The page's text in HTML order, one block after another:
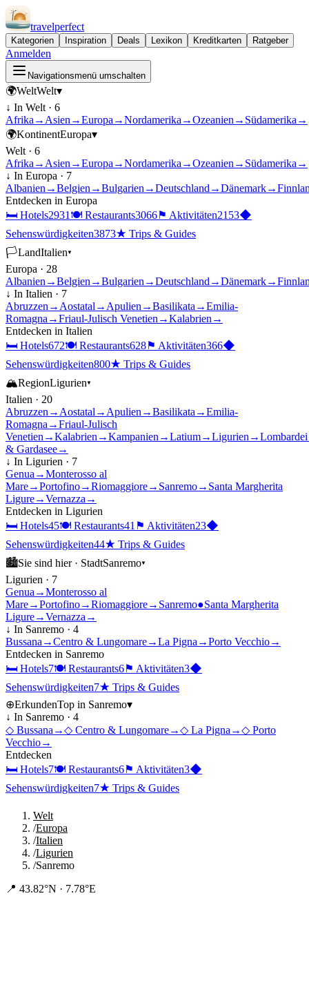
travelperfect
Kategorien Inspiration Deals Lexikon Kreditkarten Ratgeber
Anmelden
Navigationsmenü umschalten
🌍WeltWelt▾
↓ In Welt · 6
Afrika → Asien →Europa →Nordamerika →Ozeanien → Südamerika →
🌍KontinentEuropa▾
Welt · 6
Afrika → Asien →Europa →Nordamerika →Ozeanien → Südamerika →
↓ In Europa · 7
Albanien →Belgien →Bulgarien →Deutschland →Dänemark→
Entdecken in Europa
🛏 Hotels2931 🍽 Restaurants3066⚑ Aktivitäten2153◆
Sehenswürdigkeiten3873★ Trips & Guides
🏳LandItalien▾
Europa · 28
Albanien →Belgien →Bulgarien →Deutschland →Dänemark→
↓ In Italien · 7
Abruzzen → Aostatal → Apulien →Basilikata →Emilia-
Romagna →Friaul-Julisch Venetien →Kalabrien →
Entdecken in Italien
🛏 Hotels672🍽 Restaurants628⚑ Aktivitäten366◆
Sehenswürdigkeiten800★ Trips & Guides
🏔RegionLigurien▾
Italien · 20
Abruzzen → Aostatal → Apulien →Basilikata →Emilia-
Romagna →Friaul-Julisch
Venetien →Kalabrien →Kampanien →Latium→Ligurien →Lombardei
& Gardasee→
↓ In Ligurien · 7
Genua →Monterosso al
Mare→Portofino→Riomaggiore→ Sanremo→ Santa Margherita
Ligure→Vernazza →
Entdecken in Ligurien
🛏 Hotels45🍽 Restaurants41 ⚑ Aktivitäten23◆
Sehenswürdigkeiten44★ Trips & Guides
🏙Sie sind hier · StadtSanremo▾
Ligurien · 7
Genua →Monterosso al
Mare→Portofino→Riomaggiore→ Sanremo●Santa Margherita
Ligure→Vernazza →
↓ In Sanremo · 4
Bussana →Centro & Lungomare→La Pigna →Porto Vecchio→
Entdecken in Sanremo
🛏 Hotels7🍽 Restaurants6⚑ Aktivitäten3◆
Sehenswürdigkeiten7★ Trips & Guides
⊕ErkundenTop in Sanremo▾
↓ In Sanremo · 4
◇ Bussana →◇ Centro & Lungomare→◇ La Pigna →◇ Porto
Vecchio→
Entdecken
🛏 Hotels7🍽 Restaurants6⚑ Aktivitäten3◆
Sehenswürdigkeiten7★ Trips & Guides
Welt
/Europa
/Italien
/Ligurien
/Sanremo
📍 43.82°N · 7.78°E